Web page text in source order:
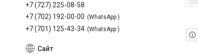
+7 (727) 225-08-58
+7 (702) 192-00-00
WhatsApp
+7 (701) 125-43-34 WhatsApp